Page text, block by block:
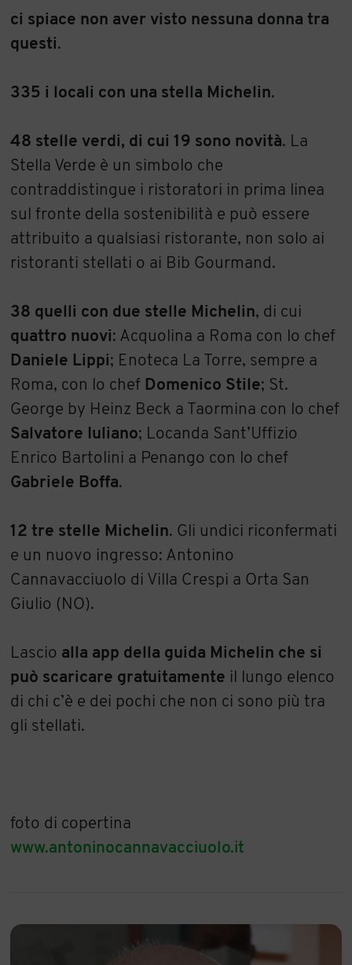
ci spiace non aver visto nessuna donna tra
questi.
335 i locali con una stella Michelin.
48 stelle verdi, di cui 19 sono novità. La
Stella Verde è un simbolo che
contraddistingue i ristoratori in prima linea
sul fronte della sostenibilità e può essere
attribuito a qualsiasi ristorante, non solo ai
ristoranti stellati o ai Bib Gourmand.
38 quelli con due stelle Michelin, di cui
quattro nuovi: Acquolina a Roma con lo chef
Daniele Lippi; Enoteca La Torre, sempre a
Roma, con lo chef Domenico Stile; St.
George by Heinz Beck a Taormina con lo chef
Salvatore Iuliano; Locanda Sant’Uffizio
Enrico Bartolini a Penango con lo chef
Gabriele Boffa.
12 tre stelle Michelin. Gli undici riconfermati
e un nuovo ingresso: Antonino
Cannavacciuolo di Villa Crespi a Orta San
Giulio (NO).
Lascio alla app della guida Michelin che si
può scaricare gratuitamente il lungo elenco
di chi c’è e dei pochi che non ci sono più tra
gli stellati.
foto di copertina
www.antoninocannavacciuolo.it